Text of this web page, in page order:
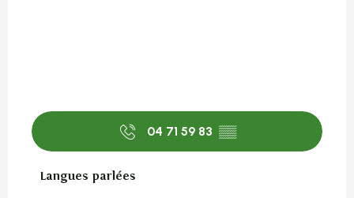
04 71 59 83 ▒▒
Langues parlées
Langues parlées